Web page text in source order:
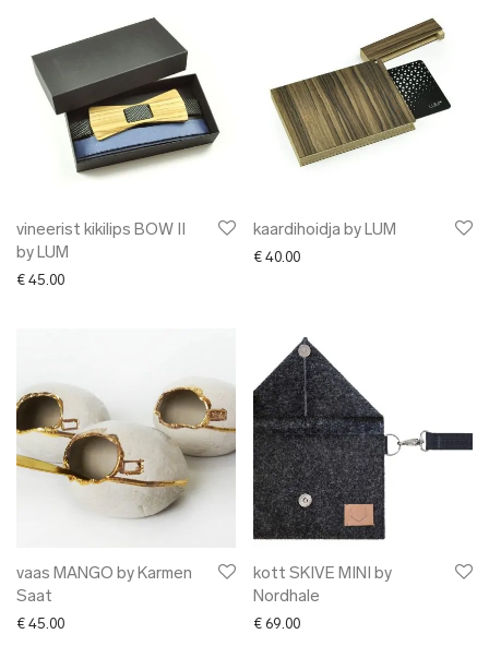
vineerist kikilips BOW II
by LUM
€ 45.00
kaardihoidja by LUM
€ 40.00
vaas MANGO by Karmen
Saat
€ 45.00
kott SKIVE MINI by
Nordhale
€ 69.00